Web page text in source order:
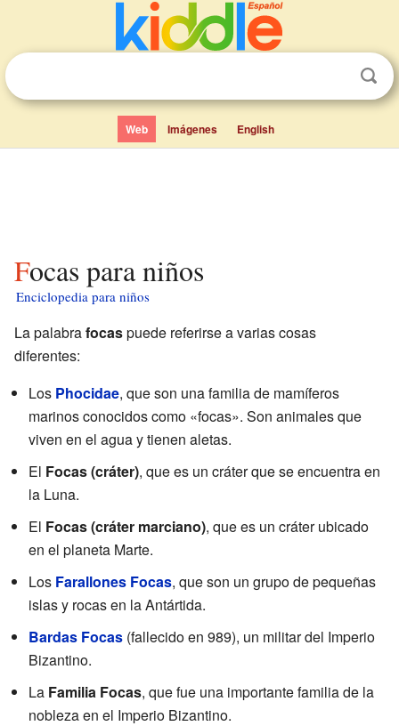
Web Imágenes English
Focas para niños
Enciclopedia para niños
La palabrafocaspuede referirse a varias cosas
diferentes:
Los Phocidae, que son una familia de mamíferos
marinos conocidos como «focas». Son animales que
viven en el agua y tienen aletas.
El Focas (cráter), que es un cráter que se encuentra en
la Luna.
El Focas (cráter marciano), que es un cráter ubicado
en el planeta Marte.
Los Farallones Focas, que son un grupo de pequeñas
islas y rocas en la Antártida.
Bardas Focas (fallecido en 989), un militar del Imperio
Bizantino.
La Familia Focas, que fue una importante familia de la
nobleza en el Imperio Bizantino.